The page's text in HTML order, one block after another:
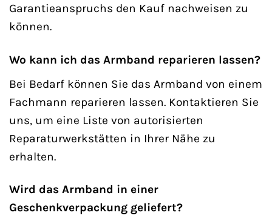
Garantieanspruchs den Kauf nachweisen zu
können.
Wo kann ich das Armband reparieren lassen?
Bei Bedarf können Sie das Armband von einem
Fachmann reparieren lassen. Kontaktieren Sie
uns, um eine Liste von autorisierten
Reparaturwerkstätten in Ihrer Nähe zu
erhalten.
Wird das Armband in einer
Geschenkverpackung geliefert?